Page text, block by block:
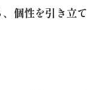
個性を引き立て